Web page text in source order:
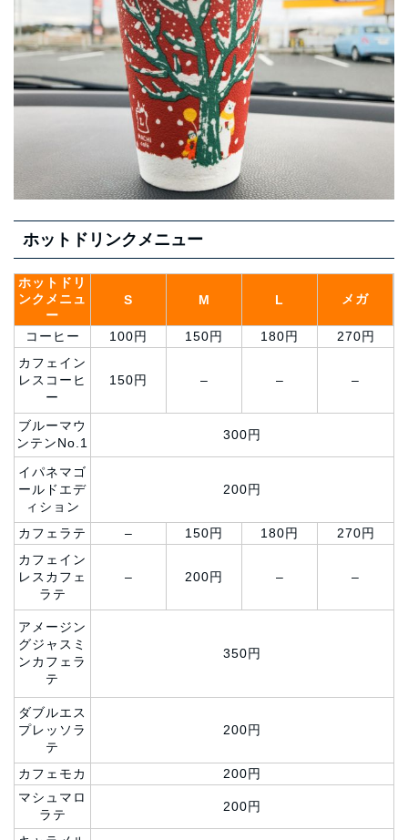
ホットドリンクメニュー
ホットドリ
ンクメニュ
ー
S M L メガ
コーヒー 100円 150円 180円
270円
カフェイン
レスコーヒ
ー
150円 – – –
ブルーマウ
ンテンNo.1
300円
イパネマゴ
ールドエデ
ィション
200円
カフェラテ – 150円 180円
270円
カフェイン
レスカフェ
ラテ
– 200円 – –
アメージン
グジャスミ
ンカフェラ
テ
350円
ダブルエス
プレッソラ
テ
200円
カフェモカ
200円
マシュマロ
ラテ
200円